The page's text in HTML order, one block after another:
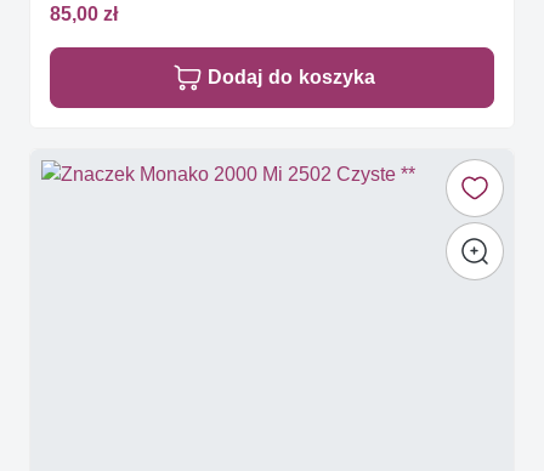
85,00 zł
Dodaj do koszyka